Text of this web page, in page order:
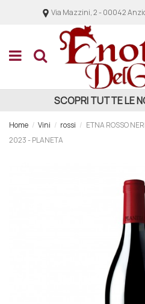
Via Mazzini, 2 - 00042
SCOPRI TUTTE LE
Home Vini rossi
ETNA ROSSO
2023 - PLANETA